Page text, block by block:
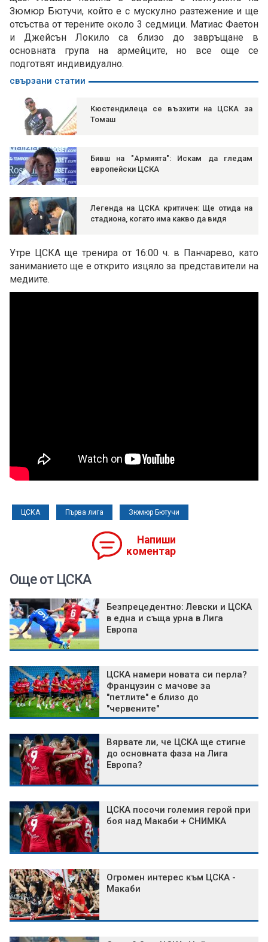
Зюмюр Бютучи, който е с мускулно разтежение и ще
отсъства от терените около 3 седмици. Матиас Фаетон
и Джейсън Локило са близо до завръщане в
основната група на армейците, но все още се
подготвят индивидуално.
свързани статии
Кюстендилеца се възхити на ЦСКА за
Томаш
Бивш на "Армията": Искам да гледам
европейски ЦСКА
Легенда на ЦСКА критичен: Ще отида на
стадиона, когато има какво да видя
Утре ЦСКА ще тренира от 16:00 ч. в Панчарево, като
заниманието ще е открито изцяло за представители на
медиите.
ЦСКА Първа лига Зюмюр Бютучи
Напиши
коментар
Още от ЦСКА
Безпрецедентно: Левски и ЦСКА
в една и съща урна в Лига
Европа
ЦСКА намери новата си перла?
Французин с мачове за
"петлите" е близо до
"червените"
Вярвате ли, че ЦСКА ще стигне
до основната фаза на Лига
Европа?
ЦСКА посочи големия герой при
боя над Макаби + СНИМКА
Огромен интерес към ЦСКА -
Макаби